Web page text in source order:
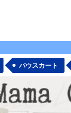
パウスカート